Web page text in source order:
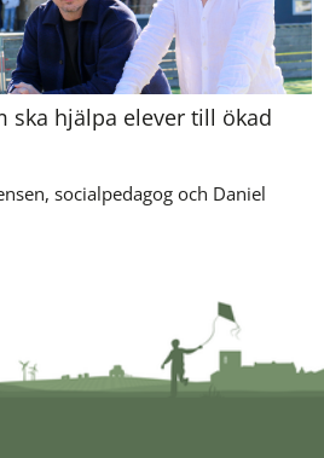
ska hjälpa elever till ökad
socialpedagog och Daniel